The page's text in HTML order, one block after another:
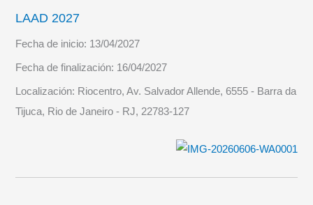
LAAD 2027
Fecha de inicio: 13/04/2027
Fecha de finalización: 16/04/2027
Localización: Riocentro, Av. Salvador Allende, 6555 - Barra da
Tijuca, Rio de Janeiro - RJ, 22783-127